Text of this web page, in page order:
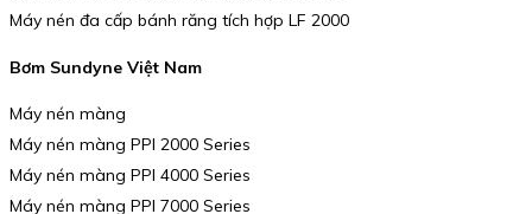
Máy nén đa cấp bánh răng tích hợp LF 2000
Bơm Sundyne Việt Nam
Máy nén màng
Máy nén màng PPI 2000 Series
Máy nén màng PPI 4000 Series
Máy nén màng PPI 7000 Series